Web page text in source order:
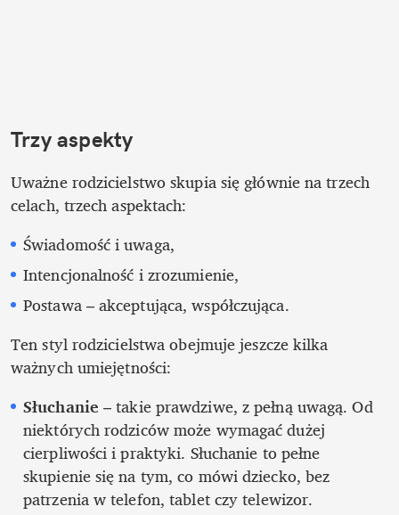
Trzy aspekty
Uważne rodzicielstwo skupia się głównie na trzech
celach, trzech aspektach:
Świadomość i uwaga,
Intencjonalność i zrozumienie,
Postawa – akceptująca, współczująca.
Ten styl rodzicielstwa obejmuje jeszcze kilka
ważnych umiejętności:
Słuchanie – takie prawdziwe, z pełną uwagą. Od
niektórych rodziców może wymagać dużej
cierpliwości i praktyki. Słuchanie to pełne
skupienie się na tym, co mówi dziecko, bez
patrzenia w telefon, tablet czy telewizor.